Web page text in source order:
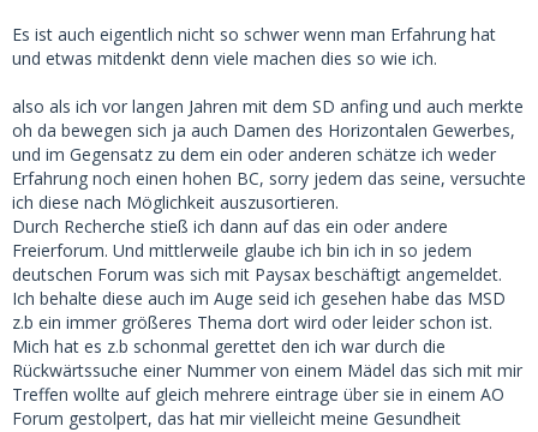
Es ist auch eigentlich nicht so schwer wenn man Erfahrung hat
und etwas mitdenkt denn viele machen dies so wie ich.
also als ich vor langen Jahren mit dem SD anfing und auch merkte
oh da bewegen sich ja auch Damen des Horizontalen Gewerbes,
und im Gegensatz zu dem ein oder anderen schätze ich weder
Erfahrung noch einen hohen BC, sorry jedem das seine, versuchte
ich diese nach Möglichkeit auszusortieren.
Durch Recherche stieß ich dann auf das ein oder andere
Freierforum. Und mittlerweile glaube ich bin ich in so jedem
deutschen Forum was sich mit Paysax beschäftigt angemeldet.
Ich behalte diese auch im Auge seid ich gesehen habe das MSD
z.b ein immer größeres Thema dort wird oder leider schon ist.
Mich hat es z.b schonmal gerettet den ich war durch die
Rückwärtssuche einer Nummer von einem Mädel das sich mit mir
Treffen wollte auf gleich mehrere eintrage über sie in einem AO
Forum gestolpert, das hat mir vielleicht meine Gesundheit